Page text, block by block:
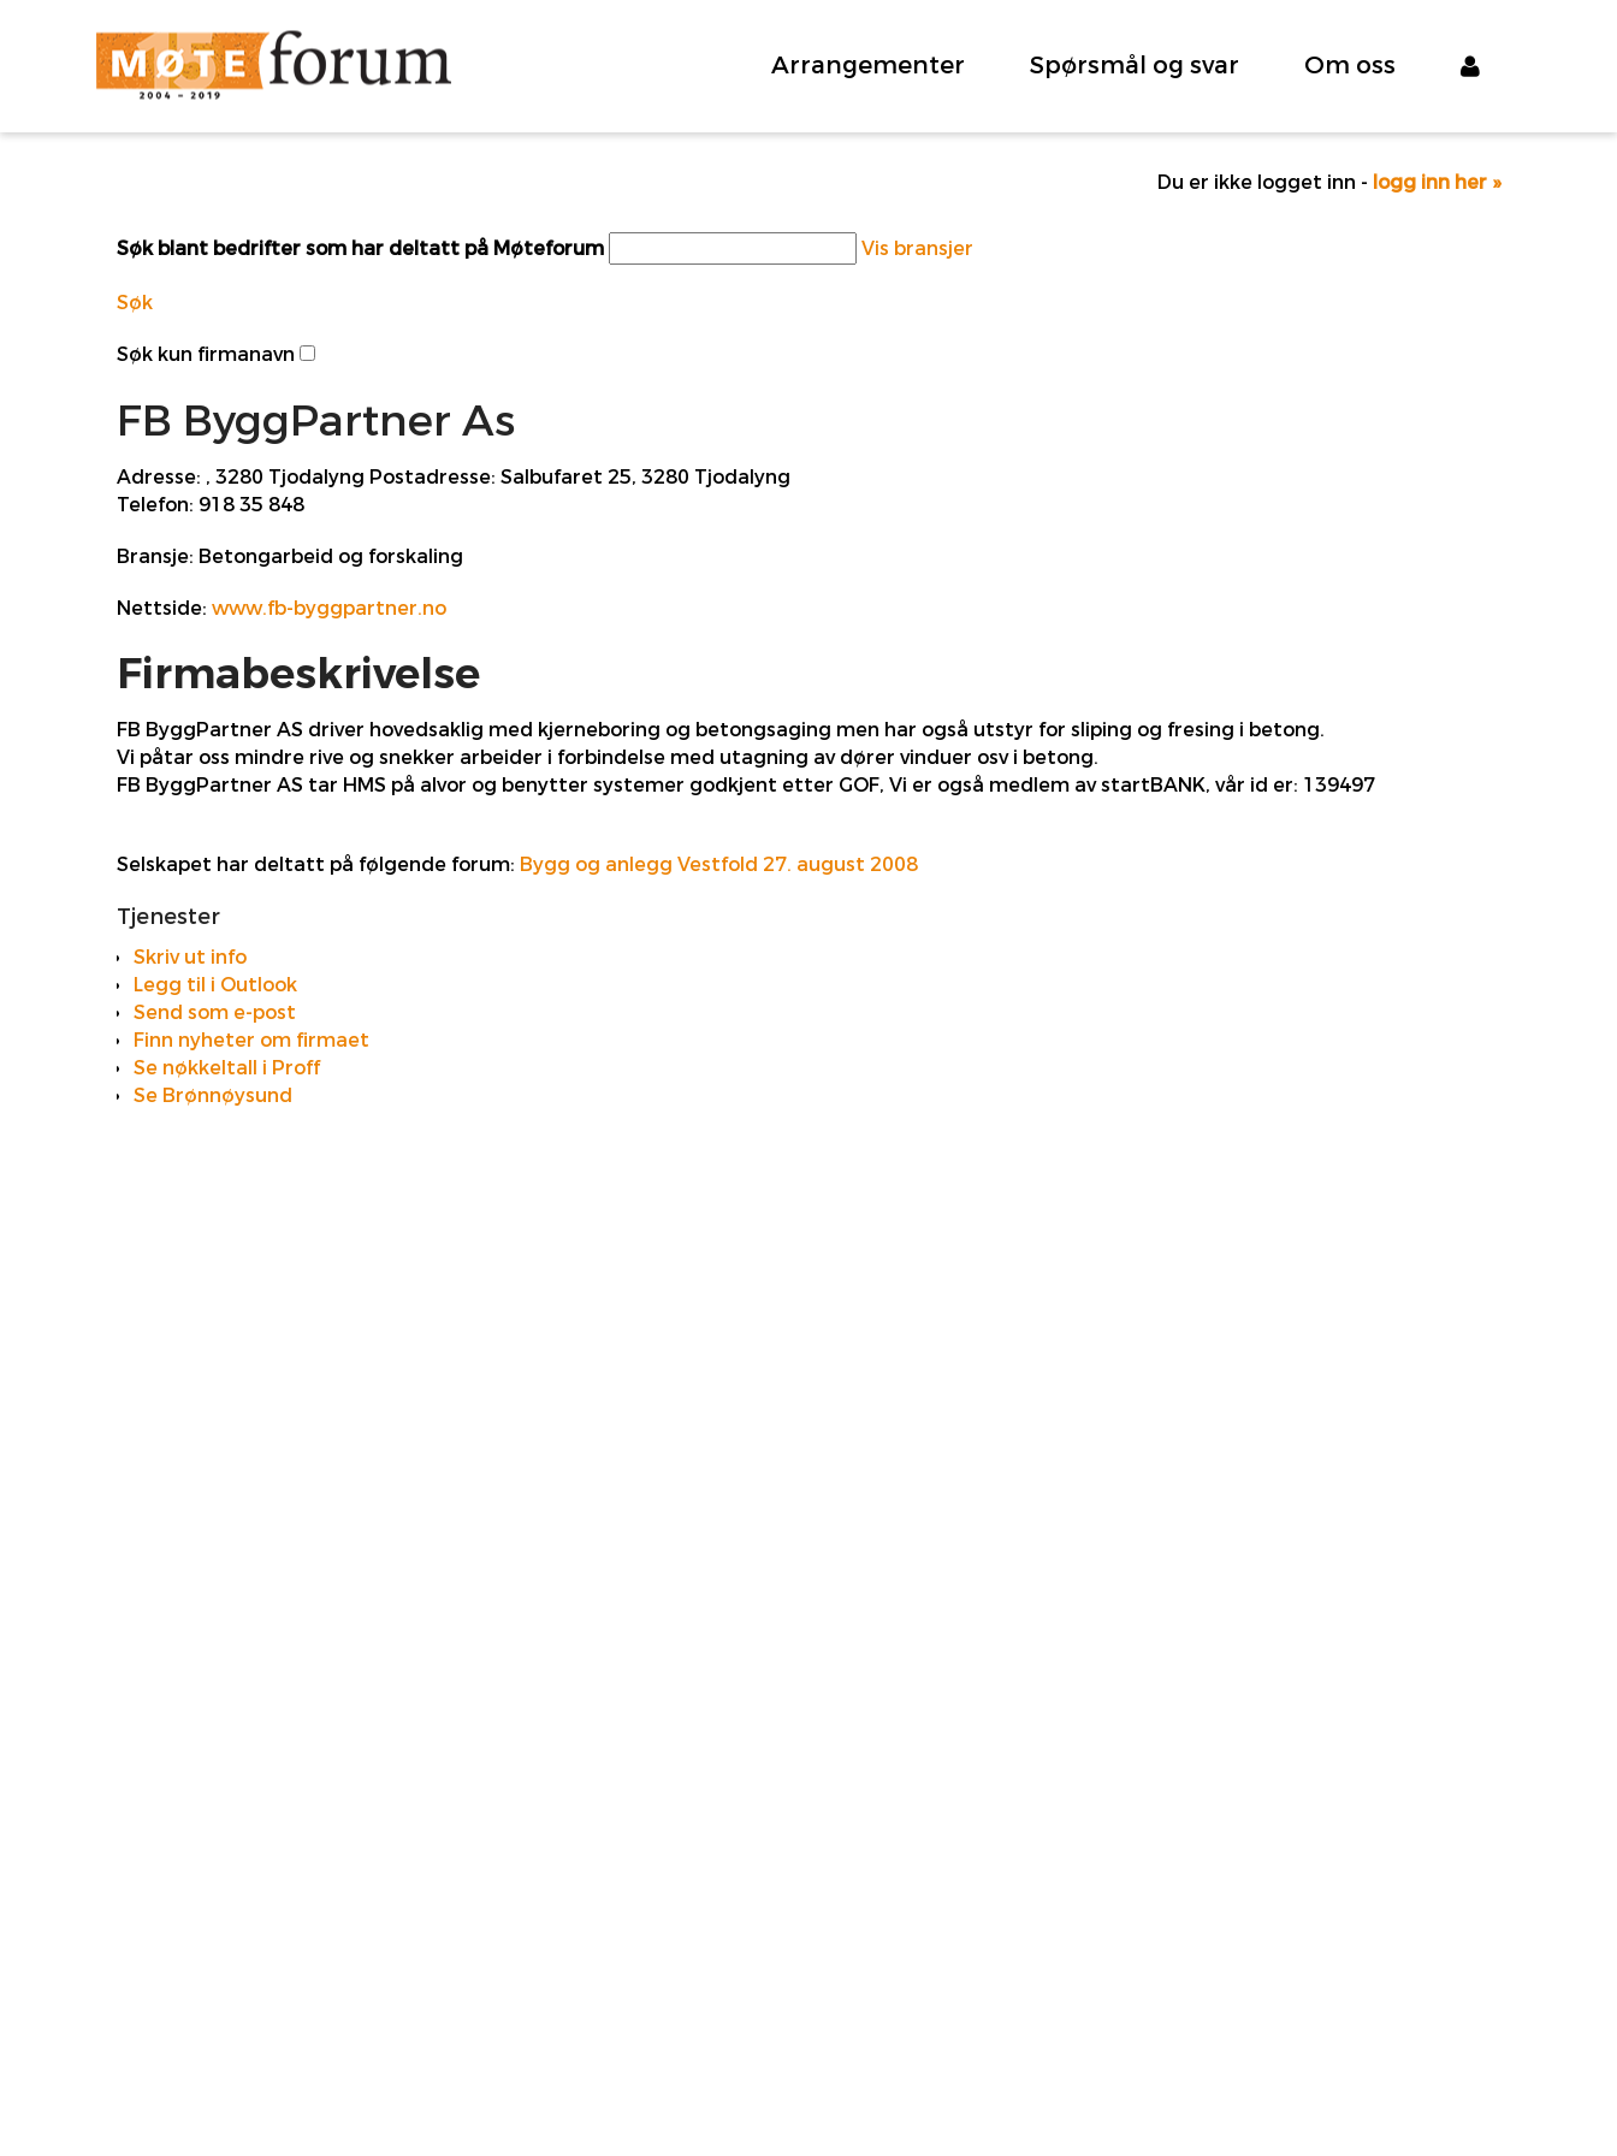
Arrangementer Spørsmål og svar Om oss
Du er ikke logget inn - logg inn her »
Søk blant bedrifter som har deltatt på Møteforum Vis bransjer
Søk
Søk kun firmanavn
FB ByggPartner As
Adresse: , 3280 Tjodalyng Postadresse: Salbufaret 25, 3280 Tjodalyng
Telefon: 918 35 848
Bransje: Betongarbeid og forskaling
Nettside: www.fb-byggpartner.no
Firmabeskrivelse
FB ByggPartner AS driver hovedsaklig med kjerneboring og betongsaging men har også utstyr for sliping og fresing i betong.
Vi påtar oss mindre rive og snekker arbeider i forbindelse med utagning av dører vinduer osv i betong.
FB ByggPartner AS tar HMS på alvor og benytter systemer godkjent etter GOF, Vi er også medlem av startBANK, vår id er: 139497
Selskapet har deltatt på følgende forum: Bygg og anlegg Vestfold 27. august 2008
Tjenester
Skriv ut info
Legg til i Outlook
Send som e-post
Finn nyheter om firmaet
Se nøkkeltall i Proff
Se Brønnøysund